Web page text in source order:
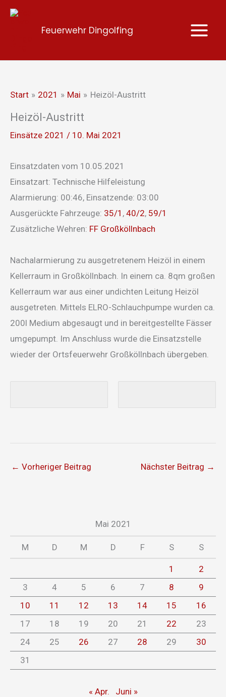
Zum
Feuerwehr Dingolfing
Start 2021 Mai Heizöl-Austritt
Heizöl-Austritt
Einsätze 2021 / 10. Mai 2021
Einsatzdaten vom 10.05.2021
Einsatzart: Technische Hilfeleistung
Alarmierung: 00:46, Einsatzende: 03:00
Ausgerückte Fahrzeuge: 35/1 , 40/2, 59/1
Zusätzliche Wehren: FF Großköllnbach
Nachalarmierung zu ausgetretenem Heizöl in einem
Kellerraum in Großköllnbach. In einem ca. 8qm großen
Kellerraum war aus einer undichten Leitung Heizöl
ausgetreten. Mittels ELRO-Schlauchpumpe wurden ca.
200l Medium abgesaugt und in bereitgestellte Fässer
umgepumpt. Im Anschluss wurde die Einsatzstelle
wieder der Ortsfeuerwehr Großköllnbach übergeben.
← Vorheriger Beitrag Nächster Beitrag →
Mai 2021
M D M D F S S
1
2
3
4 5 6 7 8
9
10
11 12 13 14 15
16
17
18 19 20 21 22
23
24
25 26 27 28 29
30
31
« Apr. Juni »